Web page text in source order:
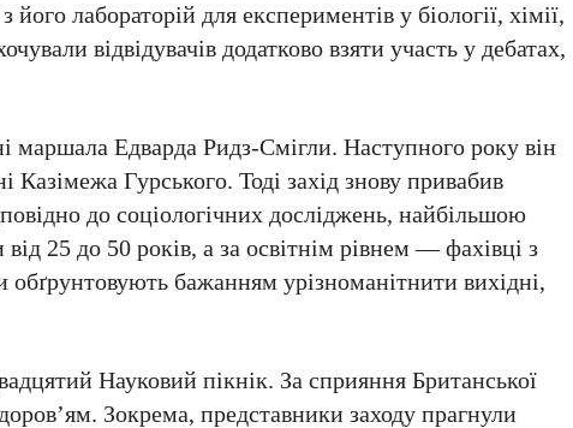
лабораторій для експериментів у біології, хімії,
відвідувачів додатково взяти участь у дебатах,
маршала Едварда Ридз-Смігли. Наступного року він
Казімежа Гурського. Тоді захід знову привабив
до соціологічних досліджень, найбільшою
25 до 50 років, а за освітнім рівнем — фахівці з
бажанням урізноманітнити вихідні,
Науковий пікнік. За сприяння Британської
Зокрема, представники заходу прагнули